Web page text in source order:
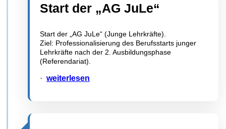
Start der „AG JuLe“
Start der „AG JuLe“ (Junge Lehrkräfte).
Ziel: Professionalisierung des Berufsstarts junger
Lehrkräfte nach der 2. Ausbildungsphase
(Referendariat).
· weiterlesen